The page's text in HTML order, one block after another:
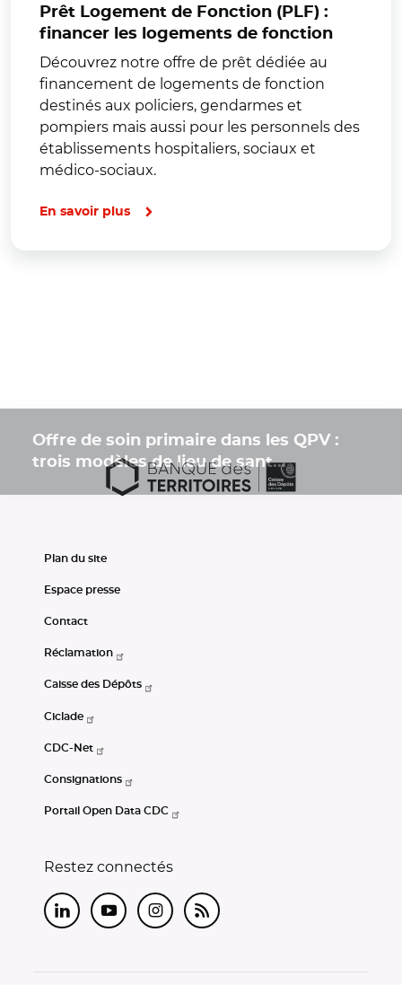
Prêt Logement de Fonction (PLF) :
financer les logements de fonction
Découvrez notre offre de prêt dédiée au
financement de logements de fonction
destinés aux policiers, gendarmes et
pompiers mais aussi pour les personnels des
établissements hospitaliers, sociaux et
médico-sociaux.
En savoir plus
Offre de soin primaire dans les QPV :
trois modèles de lieu de sant...
Plan du site
Espace presse
Contact
Réclamation
Caisse des Dépôts
Ciclade
CDC-Net
Consignations
Portail Open Data CDC
Restez connectés
LinkedInYoutubeInstagram
RSS